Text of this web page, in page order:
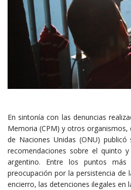
En sintonía con las denuncias
Memoria (CPM) y otros
de Naciones Unidas (ONU)
recomendaciones sobre el quinto
argentino. Entre los puntos más
preocupación por la persistencia de
encierro, las detenciones ilegales en